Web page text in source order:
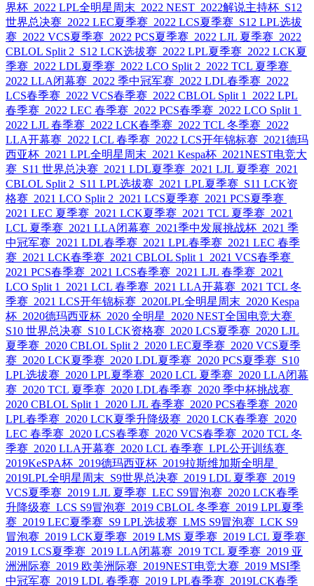
界杯 2022 LPL全明星周末 2022 NEST 2022解说主持杯 S12
世界总决赛 2022 LEC夏季赛 2022 LCS夏季赛 S12 LPL选拔
赛 2022 VCS夏季赛 2022 PCS夏季赛 2022 LJL 夏季赛 2022
CBLOL Split 2 S12 LCK选拔赛 2022 LPL夏季赛 2022 LCK夏
季赛 2022 LDL夏季赛 2022 LCO Split 2 2022 TCL 夏季赛
2022 LLA闭幕赛 2022 季中冠军赛 2022 LDL春季赛 2022
LCS春季赛 2022 VCS春季赛 2022 CBLOL Split 1
2022 LPL
春季赛 2022 LEC 春季赛 2022 PCS春季赛 2022 LCO Split 1
2022 LJL 春季赛 2022 LCK春季赛 2022 TCL 冬季赛 2022
LLA开幕赛 2022 LCL 春季赛 2022 LCS开年锦标赛 2021德玛
西亚杯 2021 LPL全明星周末 2021 Kespa杯 2021NEST电竞大
赛 S11 世界总决赛 2021 LDL夏季赛 2021 LJL 夏季赛 2021
CBLOL Split 2 S11 LPL选拔赛 2021 LPL夏季赛 S11 LCK资
格赛 2021 LCO Split 2 2021 LCS夏季赛 2021 PCS夏季赛
2021 LEC 夏季赛 2021 LCK夏季赛 2021 TCL 夏季赛 2021
LCL 夏季赛 2021 LLA闭幕赛 2021季中发展挑战杯 2021 季
中冠军赛 2021 LDL春季赛 2021 LPL春季赛 2021 LEC 春季
赛 2021 LCK春季赛 2021 CBLOL Split 1
2021 VCS春季赛
2021 PCS春季赛 2021 LCS春季赛 2021 LJL 春季赛 2021
LCO Split 1
2021 LCL 春季赛 2021 LLA开幕赛 2021 TCL 冬
季赛 2021 LCS开年锦标赛 2020LPL全明星周末 2020 Kespa
杯 2020德玛西亚杯 2020 全明星
2020 NEST全国电竞大赛
S10 世界总决赛 S10 LCK资格赛 2020 LCS夏季赛 2020 LJL
夏季赛 2020 CBLOL Split 2 2020 LEC夏季赛 2020 VCS夏季
赛 2020 LCK夏季赛 2020 LDL夏季赛 2020 PCS夏季赛 S10
LPL选拔赛 2020 LPL夏季赛 2020 LCL 夏季赛 2020 LLA闭幕
赛 2020 TCL 夏季赛 2020 LDL春季赛 2020 季中杯挑战赛
2020 CBLOL Split 1
2020 LJL 春季赛 2020 PCS春季赛 2020
LPL春季赛 2020 LCK夏季升降级赛 2020 LCK春季赛 2020
LEC 春季赛 2020 LCS春季赛 2020 VCS春季赛 2020 TCL 冬
季赛 2020 LLA开幕赛 2020 LCL 春季赛 LPL公开训练赛
2019KeSPA杯 2019德玛西亚杯 2019拉斯维加斯全明星
2019LPL全明星周末 S9世界总决赛 2019 LDL 夏季赛 2019
VCS夏季赛 2019 LJL 夏季赛 LEC S9冒泡赛 2020 LCK春季
升降级赛 LCS S9冒泡赛 2019 CBLOL 冬季赛 2019 LPL夏季
赛 2019 LEC夏季赛 S9 LPL选拔赛 LMS S9冒泡赛 LCK S9
冒泡赛 2019 LCK夏季赛 2019 LMS 夏季赛 2019 LCL 夏季赛
2019 LCS夏季赛 2019 LLA闭幕赛 2019 TCL 夏季赛 2019 亚
洲洲际赛 2019 欧美洲际赛 2019NEST电竞大赛 2019 MSI季
中冠军赛 2019 LDL 春季赛 2019 LPL春季赛 2019LCK春季